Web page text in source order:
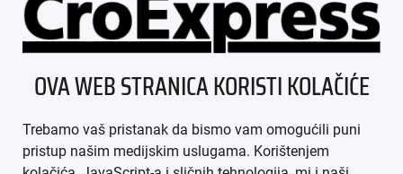
ÜBER UNS
IMPRESSUM
AGB
OVA WEB STRANICA KORISTI KOLAČIĆE
Trebamo vaš pristanak da bismo vam omogućili puni
pristup našim medijskim uslugama. Korištenjem